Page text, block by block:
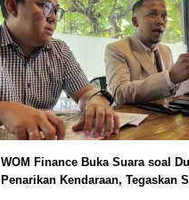
WOM Finance Buka Suara soal
Penarikan Kendaraan, Tegaskan